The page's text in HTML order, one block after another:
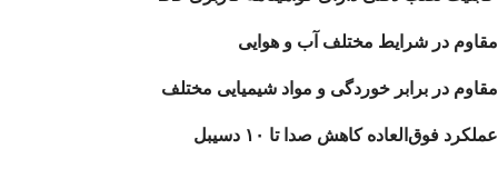
مقاوم در شرایط مختلف آب و هوایی
مقاوم در برابر خوردگی و مواد شیمیایی مختلف
عملکرد فوق‌العاده کاهش صدا تا ۱۰ دسیبل